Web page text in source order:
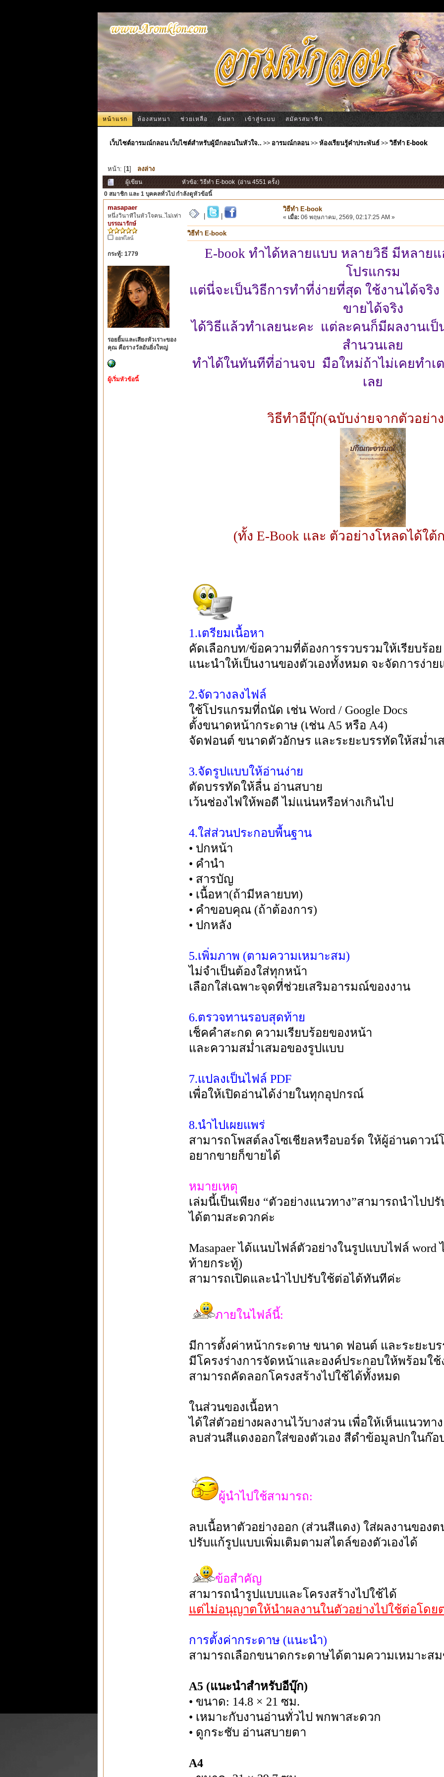
หน้าแรก ห้องสนทนา ช่วยเหลือ ค้นหา เข้าสู่ระบบ สมัครสมาชิก
เว็บไซต์อารมณ์กลอน เว็บไซต์สำหรับผู้มีกลอนในหัวใจ.. >> อารมณ์กลอน>>ห้องเรียนรู้คำประพันธ์>>วิธีทำ E-book
หน้า: [1] ลงล่าง
ผู้เขียน
หัวข้อ: วิธีทำ E-book (อ่าน 4551 ครั้ง)
0 สมาชิก และ 1 บุคคลทั่วไป กำลังดูหัวข้อนี้
masapaer
หนึ่งวินาทีในหัวใจคน..ไม่เท่า
บรรณารักษ์
ออฟไลน์
กระทู้: 1779
รอยยิ้มและเสียงหัวเราะของ
คุณ คือรางวัลอันยิ่งใหญ่
ผู้เริ่มหัวข้อนี้
วิธีทำ E-book
« เมื่อ: 06 พฤษภาคม, 2569, 02:17:25 AM »
วิธีทำ E-book
E-book ทำได้หลายแบบ หลายวิธี มีหลาย
โปรแกรม
แต่นี่จะเป็นวิธีการทำที่ง่ายที่สุด ใช้งานได้จริ
ขายได้จริง
ได้วิธีแล้วทำเลยนะคะ แต่ละคนก็มีผลงานเ
สำนวนเลย
ทำได้ในทันทีที่อ่านจบ มือใหม่ถ้าไม่เคยทำเ
เลย
วิธีทำอีบุ๊ก(ฉบับง่ายจากตัวอย่า
(ทั้ง E-Book และ ตัวอย่างโหลดได้ใต้
1.เตรียมเนื้อหา
คัดเลือกบท/ข้อความที่ต้องการรวบรวมให้เรียบร้อย
แนะนำให้เป็นงานของตัวเองทั้งหมด จะจัดการง่าย
2.จัดวางลงไฟล์
ใช้โปรแกรมที่ถนัด เช่น Word / Google Docs
ตั้งขนาดหน้ากระดาษ (เช่น A5 หรือ A4)
จัดฟอนต์ ขนาดตัวอักษร และระยะบรรทัดให้สม่ำเ
3.จัดรูปแบบให้อ่านง่าย
ตัดบรรทัดให้ลื่น อ่านสบาย
เว้นช่องไฟให้พอดี ไม่แน่นหรือห่างเกินไป
4.ใส่ส่วนประกอบพื้นฐาน
• ปกหน้า
• คำนำ
• สารบัญ
• เนื้อหา(ถ้ามีหลายบท)
• คำขอบคุณ (ถ้าต้องการ)
• ปกหลัง
5.เพิ่มภาพ (ตามความเหมาะสม)
ไม่จำเป็นต้องใส่ทุกหน้า
เลือกใส่เฉพาะจุดที่ช่วยเสริมอารมณ์ของงาน
6.ตรวจทานรอบสุดท้าย
เช็คคำสะกด ความเรียบร้อยของหน้า
และความสม่ำเสมอของรูปแบบ
7.แปลงเป็นไฟล์ PDF
เพื่อให้เปิดอ่านได้ง่ายในทุกอุปกรณ์
8.นำไปเผยแพร่
สามารถโพสต์ลงโซเชียลหรือบอร์ด ให้ผู้อ่านดาว
อยากขายก็ขายได้
หมายเหตุ
เล่มนี้เป็นเพียง “ตัวอย่างแนวทาง”สามารถนำไปป
ได้ตามสะดวกค่ะ
Masapaer ได้แนบไฟล์ตัวอย่างในรูปแบบไฟล์ word
ท้ายกระทู้)
สามารถเปิดและนำไปปรับใช้ต่อได้ทันทีค่ะ
ภายในไฟล์นี้:
มีการตั้งค่าหน้ากระดาษ ขนาด ฟอนต์ และระยะบ
มีโครงร่างการจัดหน้าและองค์ประกอบให้พร้อมใช้
สามารถคัดลอกโครงสร้างไปใช้ได้ทั้งหมด
ในส่วนของเนื้อหา
ได้ใส่ตัวอย่างผลงานไว้บางส่วน เพื่อให้เห็นแนวทา
ลบส่วนสีแดงออกใส่ของตัวเอง สีดำข้อมูลปกในก๊อ
ผู้นำไปใช้สามารถ:
ลบเนื้อหาตัวอย่างออก (ส่วนสีแดง) ใส่ผลงานของต
ปรับแก้รูปแบบเพิ่มเติมตามสไตล์ของตัวเองได้
ข้อสำคัญ
สามารถนำรูปแบบและโครงสร้างไปใช้ได้
แต่ไม่อนุญาตให้นำผลงานในตัวอย่างไปใช้ต่อโดย
การตั้งค่ากระดาษ (แนะนำ)
สามารถเลือกขนาดกระดาษได้ตามความเหมาะส
A5 (แนะนำสำหรับอีบุ๊ก)
• ขนาด: 14.8 × 21 ซม.
• เหมาะกับงานอ่านทั่วไป พกพาสะดวก
• ดูกระชับ อ่านสบายตา
A4